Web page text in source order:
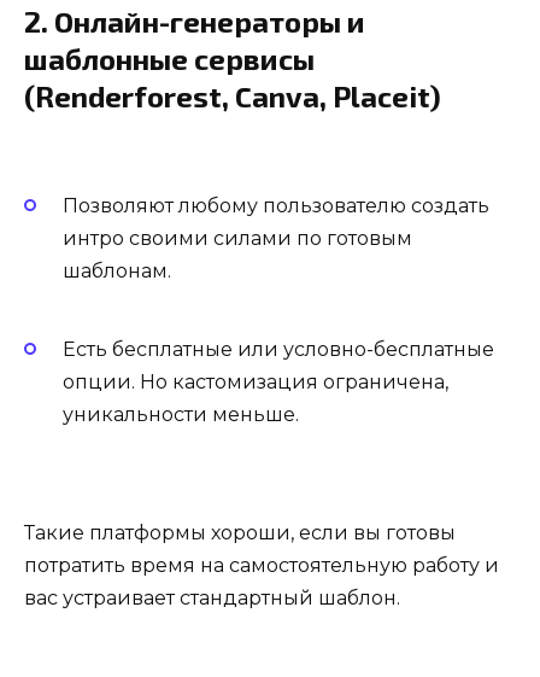
2. Онлайн-генераторы и
шаблонные сервисы
(Renderforest, Canva, Placeit)
Позволяют любому пользователю создать
интро своими силами по готовым
шаблонам.
Есть бесплатные или условно-бесплатные
опции. Но кастомизация ограничена,
уникальности меньше.
Такие платформы хороши, если вы готовы
потратить время на самостоятельную работу и
вас устраивает стандартный шаблон.